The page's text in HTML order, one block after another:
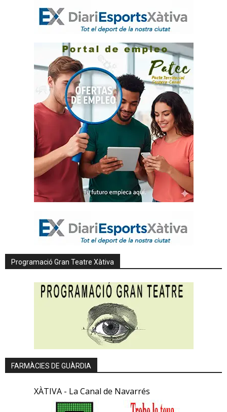
Programació Gran Teatre Xàtiva
FARMÀCIES DE GUÀRDIA
XÀTIVA - La Canal de Navarrés